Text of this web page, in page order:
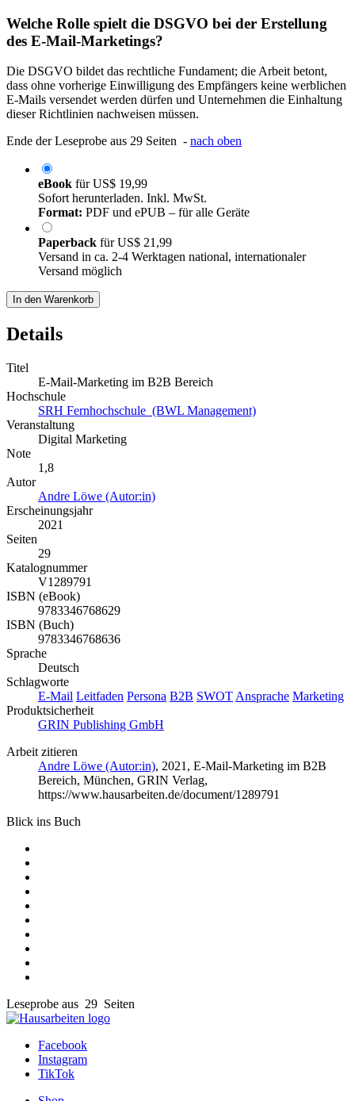
Welche Rolle spielt die DSGVO bei der Erstellung
des E-Mail-Marketings?
Die DSGVO bildet das rechtliche Fundament; die Arbeit betont,
dass ohne vorherige Einwilligung des Empfängers keine werblichen
E-Mails versendet werden dürfen und Unternehmen die Einhaltung
dieser Richtlinien nachweisen müssen.
Ende der Leseprobe aus 29 Seiten - nach oben
eBook fürUS$ 19,99
Sofort herunterladen. Inkl. MwSt.
Format: PDF und ePUB – für alle Geräte
Paperback fürUS$ 21,99
Versand in ca. 2-4 Werktagen national, internationaler
Versand möglich
In den Warenkorb
Details
Titel
E-Mail-Marketing im B2B Bereich
Hochschule
SRH Fernhochschule (BWL Management)
Veranstaltung
Digital Marketing
Note
1,8
Autor
Andre Löwe (Autor:in)
Erscheinungsjahr
2021
Seiten
29
Katalognummer
V1289791
ISBN (eBook)
9783346768629
ISBN (Buch)
9783346768636
Sprache
Deutsch
Schlagworte
E-Mail Leitfaden Persona B2B SWOT Ansprache Marketing
Produktsicherheit
GRIN Publishing GmbH
Arbeit zitieren
Andre Löwe (Autor:in), 2021, E-Mail-Marketing im B2B
Bereich, München, GRIN Verlag,
https://www.hausarbeiten.de/document/1289791
Blick ins Buch
Leseprobe aus 29 Seiten
Facebook
Instagram
TikTok